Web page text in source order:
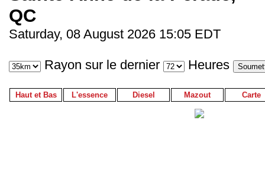
QC
Saturday, 08 August 2026 15:05 EDT
Rayon sur le dernier Heures
Haut et Bas L'essence Diesel Mazout Carte